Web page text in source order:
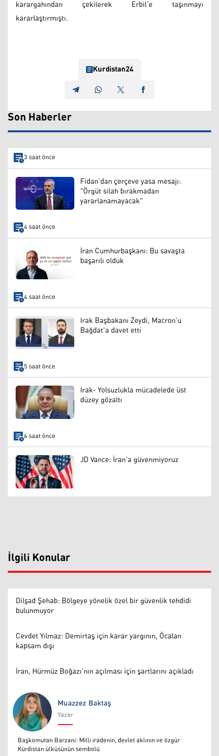
karargahından çekilerek Erbil’e taşınmayı
kararlaştırmıştı.
Kurdistan24
Son Haberler
3 saat önce
Fidan’dan çerçeve yasa mesajı:
"Örgüt silah bırakmadan
yararlanamayacak"
4 saat önce
İran Cumhurbaşkanı: Bu savaşta
başarılı olduk
4 saat önce
Irak Başbakanı Zeydi, Macron’u
Bağdat'a davet etti
5 saat önce
Irak- Yolsuzlukla mücadelede üst
düzey gözaltı
6 saat önce
JD Vance: İran'a güvenmiyoruz
İlgili Konular
Dilşad Şehab: Bölgeye yönelik özel bir güvenlik tehdidi
bulunmuyor
Cevdet Yılmaz: Demirtaş için karar yargının, Öcalan
kapsam dışı
İran, Hürmüz Boğazı'nın açılması için şartlarını açıkladı
Muazzez Baktaş
Muazzez Baktaş
Yazar
Başkomutan Barzani: Milli iradenin, devlet aklının ve özgür
Kürdistan ülküsünün sembolü